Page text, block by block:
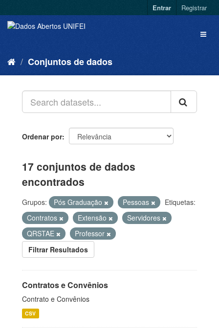
Entrar Registrar
Conjuntos de dados
Ordenar por
17 conjuntos de dados
encontrados
Grupos: Pós Graduação Pessoas
Etiquetas:
Contratos
Extensão
Servidores
QRSTAE
Professor
Filtrar Resultados
Contratos e Convênios
Contrato e Convênios
CSV